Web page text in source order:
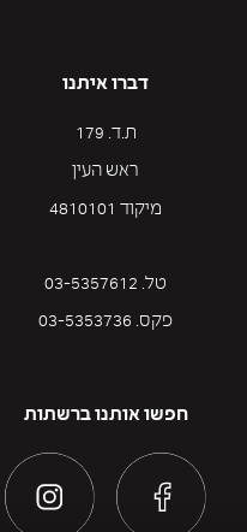
דברו איתנו
ת.ד. 179
ראש העין
מיקוד 4810101
טל. 03-5357612
פקס. 03-5353736
חפשו אותנו ברשתות